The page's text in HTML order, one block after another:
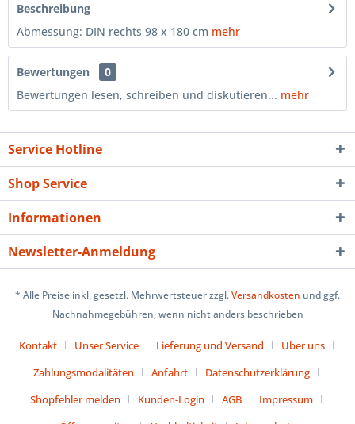
Beschreibung
Abmessung: DIN rechts 98 x 180 cm mehr
Bewertungen
0
Bewertungen lesen, schreiben und diskutieren... mehr
Service Hotline
Shop Service
Informationen
Newsletter-Anmeldung
* Alle Preise inkl. gesetzl. Mehrwertsteuer zzgl.Versandkosten und ggf.
Nachnahmegebühren, wenn nicht anders beschrieben
Kontakt Unser Service Lieferung und Versand
Über uns
Zahlungsmodalitäten
Anfahrt
Datenschutzerklärung
Shopfehler melden
Kunden-Login AGB
Impressum